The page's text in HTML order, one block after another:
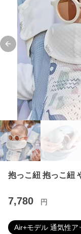
Previous slide
抱っこ紐 抱っこ紐
7,780 円
Air+モデル 通気性ア